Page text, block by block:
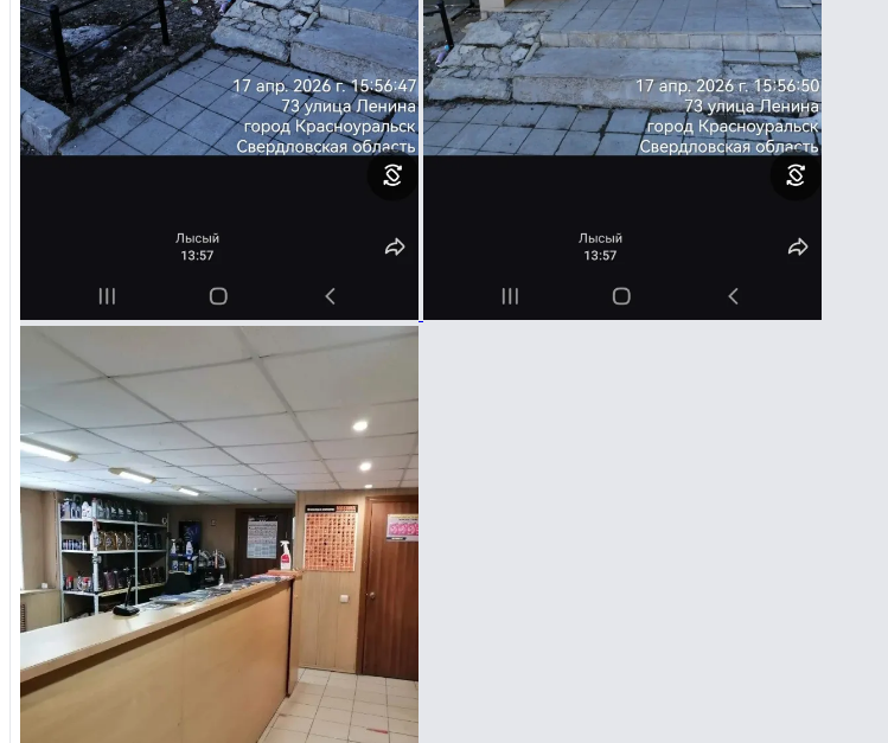
Избранное
Сохраняйте интересные объявления, чтобы быстро вернуться к ним позже.
Перейти в избранное